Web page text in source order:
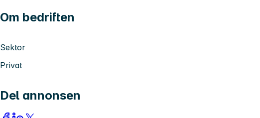
Om bedriften
Sektor
Privat
Del annonsen